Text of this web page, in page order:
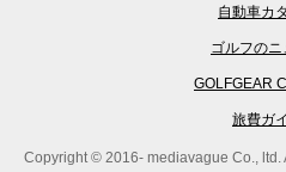
自動車カ
ゴルフのニ
GOLFGEAR
旅費ガ
Copyright © 2016- mediavague Co., ltd.